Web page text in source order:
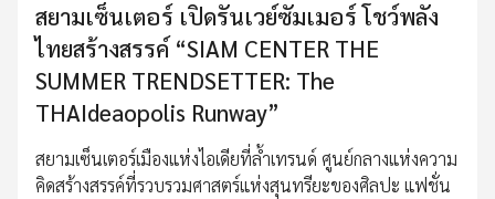
สยามเซ็นเตอร์ เปิดรันเวย์ซัมเมอร์ โชว์พลัง
ไทยสร้างสรรค์ “SIAM CENTER THE
SUMMER TRENDSETTER: The
THAIdeaopolis Runway”
สยามเซ็นเตอร์เมืองแห่งไอเดียที่ล้ำเทรนด์ ศูนย์กลางแห่งความ
คิดสร้างสรรค์ที่รวบรวมศาสตร์แห่งสุนทรียะของศิลปะ แฟชั่น